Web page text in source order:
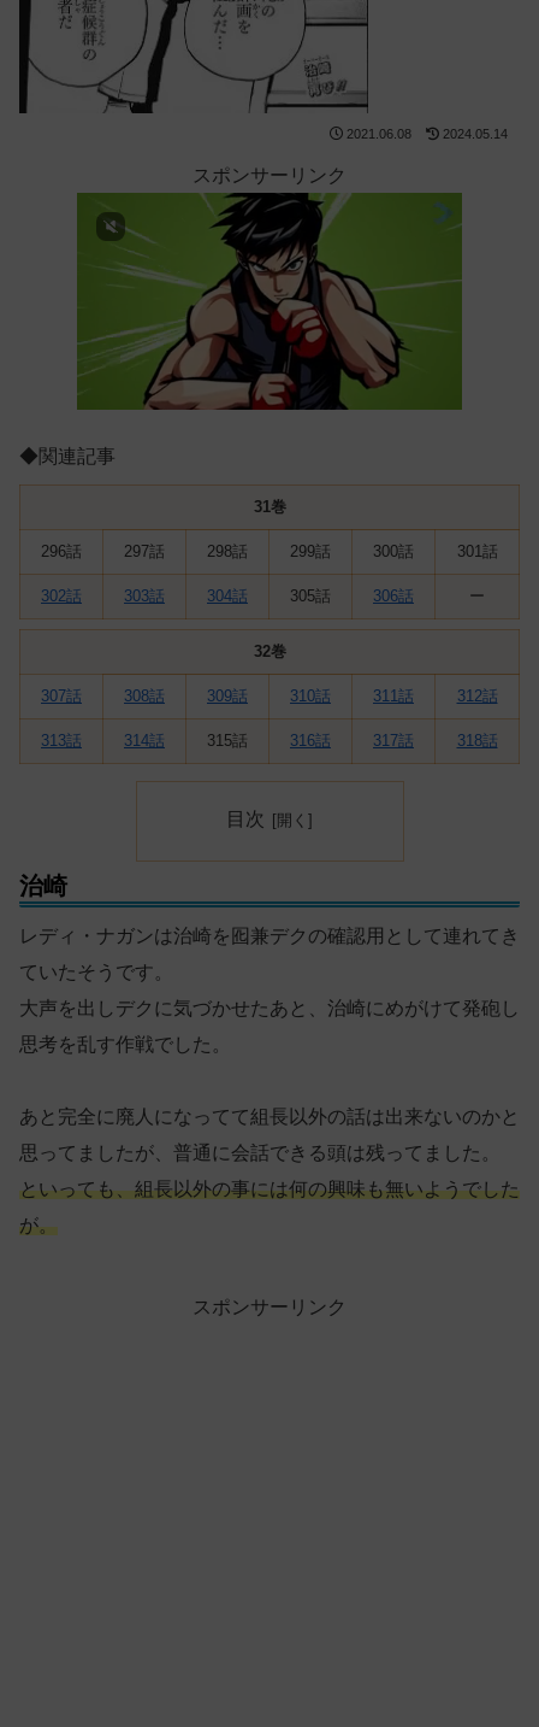
2021.06.08 2024.05.14
スポンサーリンク
◆関連記事
31巻
296話 297話 298話 299話 300話 301話
302話 303話 304話 305話 306話 ー
32巻
307話 308話 309話 310話 311話 312話
313話 314話 315話 316話 317話 318話
目次
治崎
レディ・ナガンは治崎を囮兼デクの確認用として連れてき
ていたそうです。
大声を出しデクに気づかせたあと、治崎にめがけて発砲し
思考を乱す作戦でした。
あと完全に廃人になってて組長以外の話は出来ないのかと
思ってましたが、普通に会話できる頭は残ってました。
といっても、組長以外の事には何の興味も無いようでした
が。
スポンサーリンク